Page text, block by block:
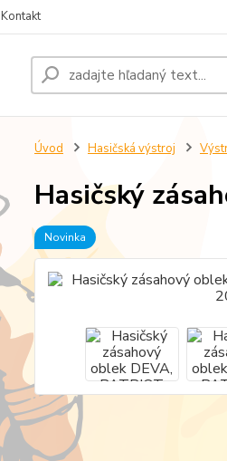
Kontakt
Úvod Hasičská výstroj
Hasičský
Novinka